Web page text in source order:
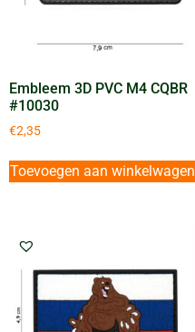
Embleem 3D PVC M4 CQBR
#10030
€2,35
Toevoegen aan winkelwagen